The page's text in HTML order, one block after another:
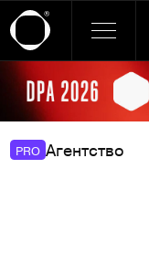
Ссылка баннера
PRO Агентство